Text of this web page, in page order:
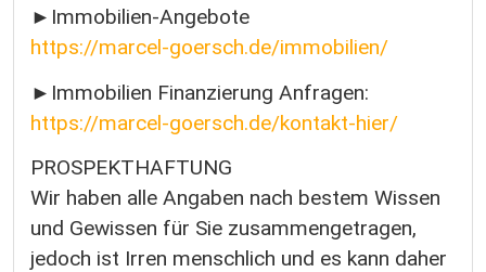
►Immobilien-Angebote
https://marcel-goersch.de/immobilien/
►Immobilien Finanzierung Anfragen:
https://marcel-goersch.de/kontakt-hier/
PROSPEKTHAFTUNG
Wir haben alle Angaben nach bestem Wissen
und Gewissen für Sie zusammengetragen,
jedoch ist Irren menschlich und es kann daher